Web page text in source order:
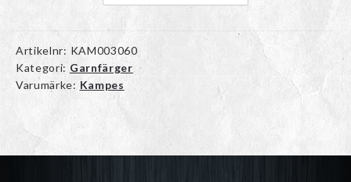
Artikelnr: KAM003060
Kategori: Garnfärger
Varumärke: Kampes